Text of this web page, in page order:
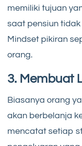
memiliki tujuan
saat pensiun
Mindset pikiran
orang.
3. Membuat
Biasanya orang
akan berbelanja
mencatat setiap